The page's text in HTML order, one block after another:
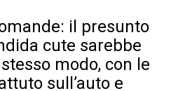
il presunto
cute sarebbe
modo, con le
sull’auto e